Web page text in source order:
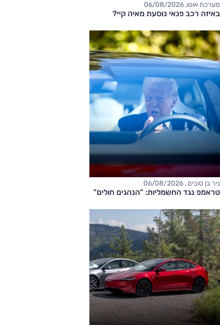
מערכת אוטו, 06/08/2026
באיזה רכב פנאי נוסעת מאיה קיי?
ניר בן טובים , 06/08/2026
טראמפ נגד החשמליות: "הנהגים חולים"